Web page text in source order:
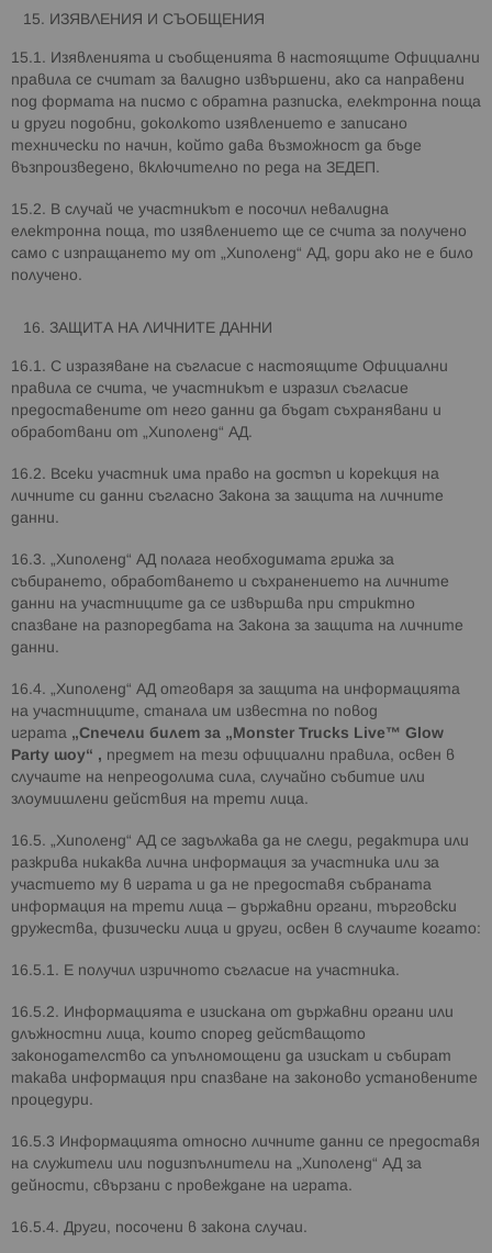
ИЗЯВЛЕНИЯ И СЪОБЩЕНИЯ
15.1. Изявленията и съобщенията в настоящите Официални
правила се считат за валидно извършени, ако са направени
под формата на писмо с обратна разписка, електронна поща
и други подобни, доколкото изявлението е записано
технически по начин, който дава възможност да бъде
възпроизведено, включително по реда на ЗЕДЕП.
15.2. В случай че участникът е посочил невалидна
електронна поща, то изявлението ще се счита за получено
само с изпращането му от „Хиполенд“ АД, дори ако не е било
получено.
ЗАЩИТА НА ЛИЧНИТЕ ДАННИ
16.1. С изразяване на съгласие с настоящите Официални
правила се счита, че участникът е изразил съгласие
предоставените от него данни да бъдат съхранявани и
обработвани от „Хиполенд“ АД.
16.2. Всеки участник има право на достъп и корекция на
личните си данни съгласно Закона за защита на личните
данни.
16.3. „Хиполенд“ АД полага необходимата грижа за
събирането, обработването и съхранението на личните
данни на участниците да се извършва при стриктно
спазване на разпоредбата на Закона за защита на личните
данни.
16.4. „Хиполенд“ АД отговаря за защита на информацията
на участниците, станала им известна по повод
играта „Спечели билет за „ Monster Trucks Live™ Glow
Party шоу“ , предмет на тези официални правила, освен в
случаите на непреодолима сила, случайно събитие или
злоумишлени действия на трети лица.
16.5. „Хиполенд“ АД се задължава да не следи, редактира или
разкрива никаква лична информация за участника или за
участието му в играта и да не предоставя събраната
информация на трети лица – държавни органи, търговски
дружества, физически лица и други, освен в случаите когато:
16.5.1. Е получил изричното съгласие на участника.
16.5.2. Информацията е изискана от държавни органи или
длъжностни лица, които според действащото
законодателство са упълномощени да изискат и събират
такава информация при спазване на законово установените
процедури.
16.5.3 Информацията относно личните данни се предоставя
на служители или подизпълнители на „Хиполенд“ АД за
дейности, свързани с провеждане на играта.
16.5.4. Други, посочени в закона случаи.